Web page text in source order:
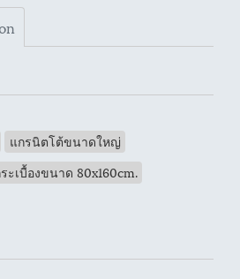
แกรนิตโต้ขนาดใหญ่
ะเบื้องขนาด 80x160cm.